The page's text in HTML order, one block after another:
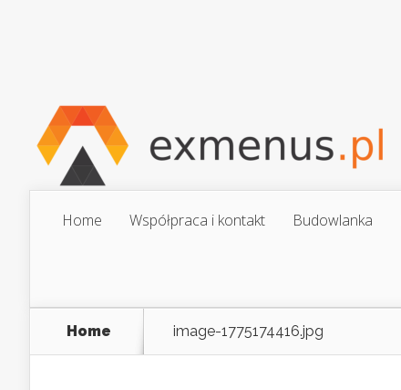
Home Współpraca i kontakt Budowlanka
Home image-1775174416.jpg